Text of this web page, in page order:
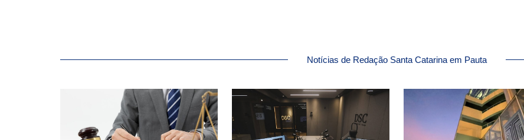
Notícias de Redação Santa Catarina em Pauta